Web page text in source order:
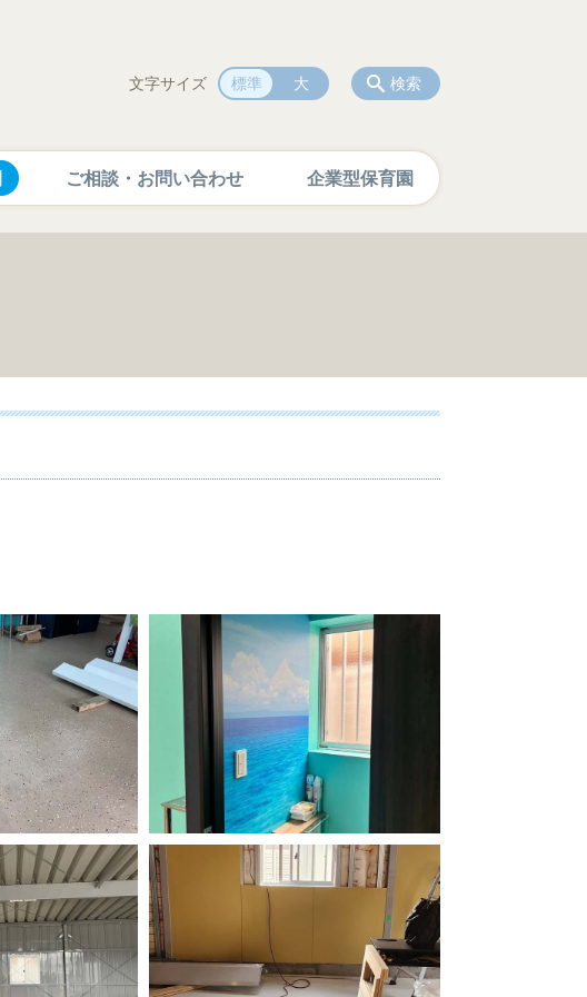
ご相談・お問い合わせ 企業型保育園
検索
文字サイズ 標準 大